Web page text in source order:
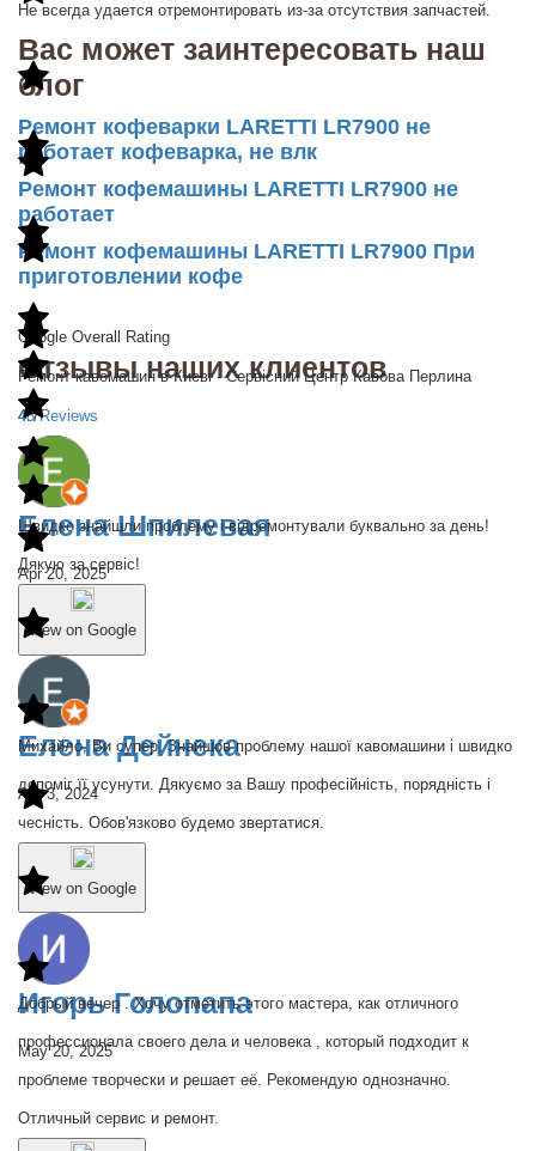
Не всегда удается отремонтировать из-за отсутствия запчастей.
Вас может заинтересовать наш
блог
Ремонт кофеварки LARETTI LR7900 не
работает кофеварка, не влк
Ремонт кофемашины LARETTI LR7900 не
работает
Ремонт кофемашины LARETTI LR7900 При
приготовлении кофе
Отзывы наших клиентов
4.7
Google Overall Rating
Ремонт кавомашин в Києві - Сервісний Центр Кавова Перлина
48 Reviews
Елена Шпилевая
Apr 20, 2025
Швидко знайшли проблему і відремонтували буквально за день!
Дякую за сервіс!
View on Google
Елена Дейнека
Apr 3, 2024
Михайло, Ви супер. Знайшов проблему нашої кавомашини і швидко
допоміг її усунути. Дякуємо за Вашу професійність, порядність і
чесність. Обов'язково будемо звертатися.
View on Google
Игорь Голопапа
May 20, 2025
Добрый вечер . Хочу отметить этого мастера, как отличного
профессионала своего дела и человека , который подходит к
проблеме творчески и решает её. Рекомендую однозначно.
Отличный сервис и ремонт.